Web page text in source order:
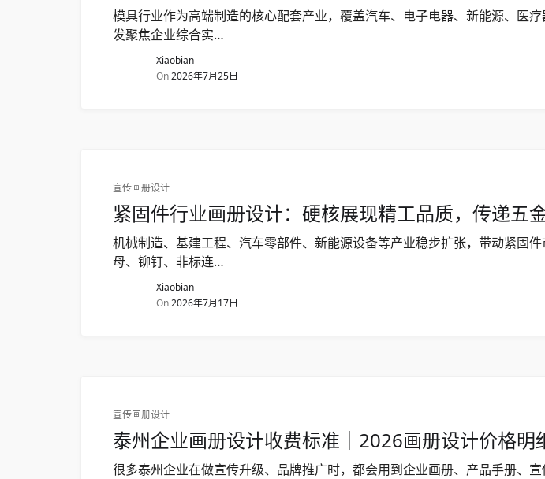
模具行业作为高端制造的核心配套产业，覆盖汽车、电子电器、新能源、医
发聚焦企业综合实…
Xiaobian
On2026年7月25日
宣传画册设计
紧固件行业画册设计：硬核展现精工品质，传递五
机械制造、基建工程、汽车零部件、新能源设备等产业稳步扩张，带动紧固
母、铆钉、非标连…
Xiaobian
On2026年7月17日
宣传画册设计
泰州企业画册设计收费标准｜2026画册设计价格明
很多泰州企业在做宣传升级、品牌推广时，都会用到企业画册、产品手册、